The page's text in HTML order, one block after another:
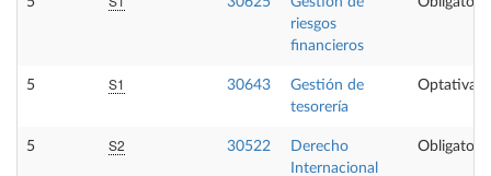
riesgos
financieros
5 S1 30643
Gestión de
tesorería
Optativa
5 S2 30522
Derecho
Internacional
Obligatoria